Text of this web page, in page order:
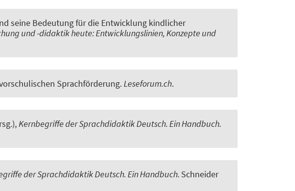
seine Bedeutung für die Entwicklung kindlicher
und -didaktik heute: Entwicklungslinien, Konzepte und
Sprachförderung.Leseforum.ch.
Kernbegriffe der Sprachdidaktik Deutsch. Ein Handbuch.
der Sprachdidaktik Deutsch. Ein Handbuch. Schneider